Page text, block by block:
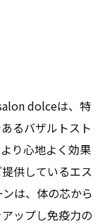
dolceは、特
るバザルトスト
り心地よく効果
供しているエス
は、体の芯から
ップし免疫力の